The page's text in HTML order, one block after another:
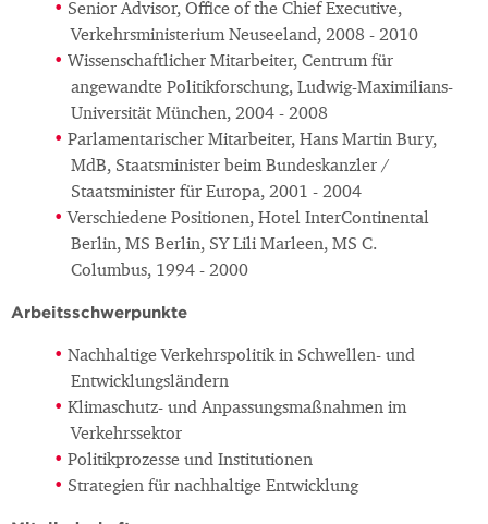
Senior Advisor, Office of the Chief Executive,
Verkehrsministerium Neuseeland, 2008 - 2010
Wissenschaftlicher Mitarbeiter, Centrum für
angewandte Politikforschung, Ludwig-Maximilians-
Universität München, 2004 - 2008
Parlamentarischer Mitarbeiter, Hans Martin Bury,
MdB, Staatsminister beim Bundeskanzler /
Staatsminister für Europa, 2001 - 2004
Verschiedene Positionen, Hotel InterContinental
Berlin, MS Berlin, SY Lili Marleen, MS C.
Columbus, 1994 - 2000
Arbeitsschwerpunkte
Nachhaltige Verkehrspolitik in Schwellen- und
Entwicklungsländern
Klimaschutz- und Anpassungsmaßnahmen im
Verkehrssektor
Politikprozesse und Institutionen
Strategien für nachhaltige Entwicklung